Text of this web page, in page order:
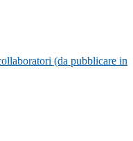
(da pubblicare in